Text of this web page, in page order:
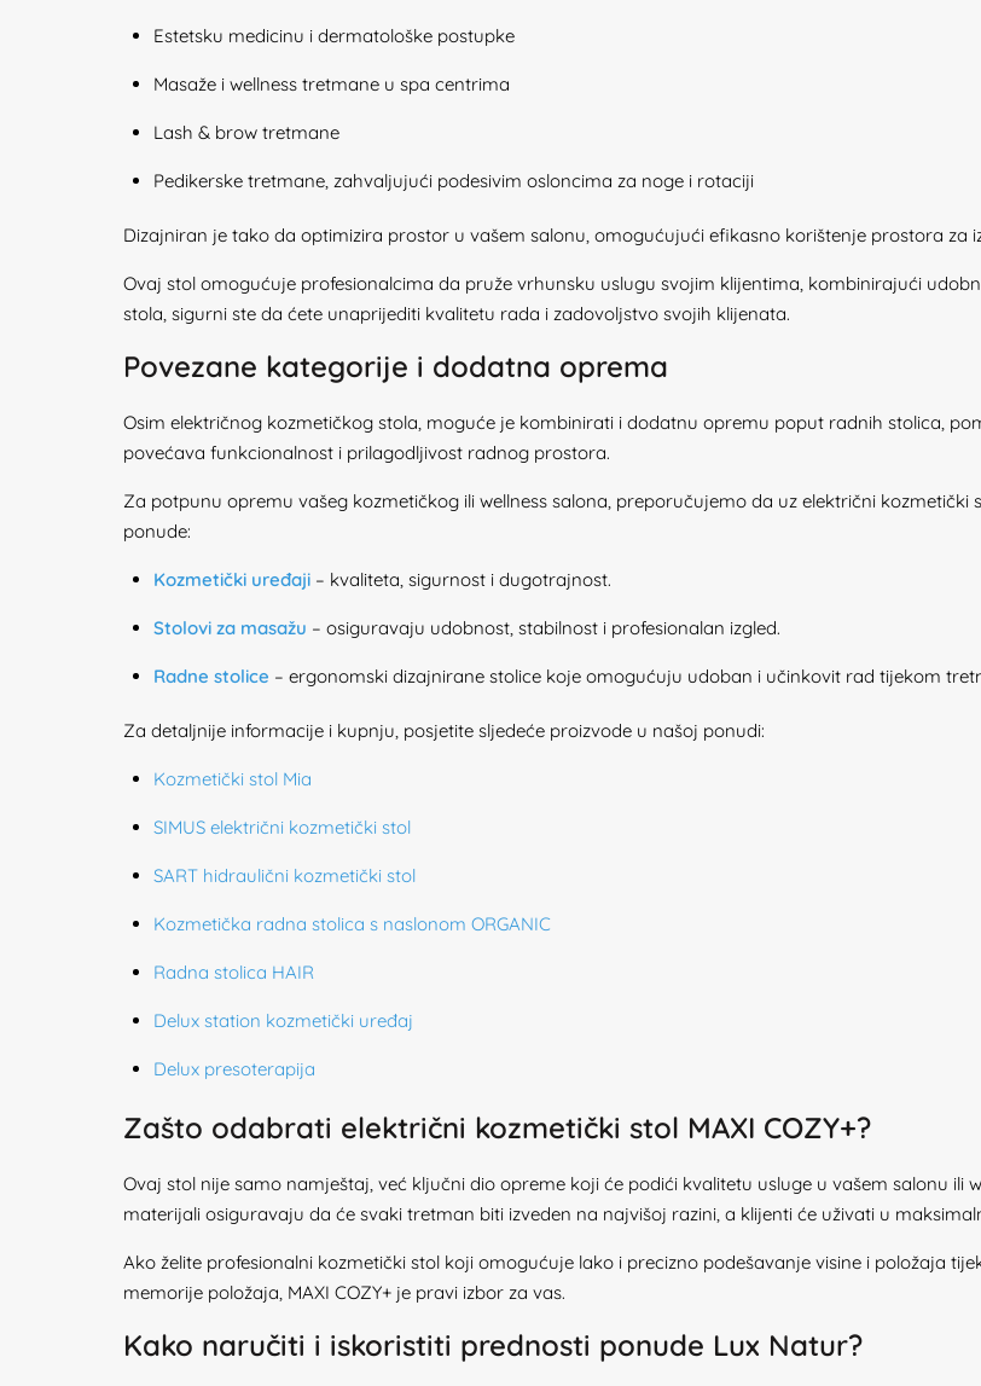
Estetsku medicinu i dermatološke postupke
Masaže i wellness tretmane u spa centrima
Lash & brow tretmane
Pedikerske tretmane, zahvaljujući podesivim osloncima za noge i rotaciji
Dizajniran je tako da optimizira prostor u vašem salonu, omogućujući efikasno korištenje prostora za
Ovaj stol omogućuje profesionalcima da pruže vrhunsku uslugu svojim klijentima, kombinirajući
stola, sigurni ste da ćete unaprijediti kvalitetu rada i zadovoljstvo svojih klijenata.
Povezane kategorije i dodatna oprema
Osim električnog kozmetičkog stola, moguće je kombinirati i dodatnu opremu poput radnih stolica,
povećava funkcionalnost i prilagodljivost radnog prostora.
Za potpunu opremu vašeg kozmetičkog ili wellness salona, preporučujemo da uz električni kozmetički
ponude:
Kozmetički uređaji – kvaliteta, sigurnost i dugotrajnost.
Stolovi za masažu – osiguravaju udobnost, stabilnost i profesionalan izgled.
Radne stolice – ergonomski dizajnirane stolice koje omogućuju udoban i učinkovit rad tijekom
Za detaljnije informacije i kupnju, posjetite sljedeće proizvode u našoj ponudi:
Kozmetički stol Mia
SIMUS električni kozmetički stol
SART hidraulični kozmetički stol
Kozmetička radna stolica s naslonom ORGANIC
Radna stolica HAIR
Delux station kozmetički uređaj
Delux presoterapija
Zašto odabrati električni kozmetički stol MAXI COZY+?
Ovaj stol nije samo namještaj, već ključni dio opreme koji će podići kvalitetu usluge u vašem salonu ili
materijali osiguravaju da će svaki tretman biti izveden na najvišoj razini, a klijenti će uživati u
Ako želite profesionalni kozmetički stol koji omogućuje lako i precizno podešavanje visine i položaja
memorije položaja, MAXI COZY+ je pravi izbor za vas.
Kako naručiti i iskoristiti prednosti ponude Lux Natur?